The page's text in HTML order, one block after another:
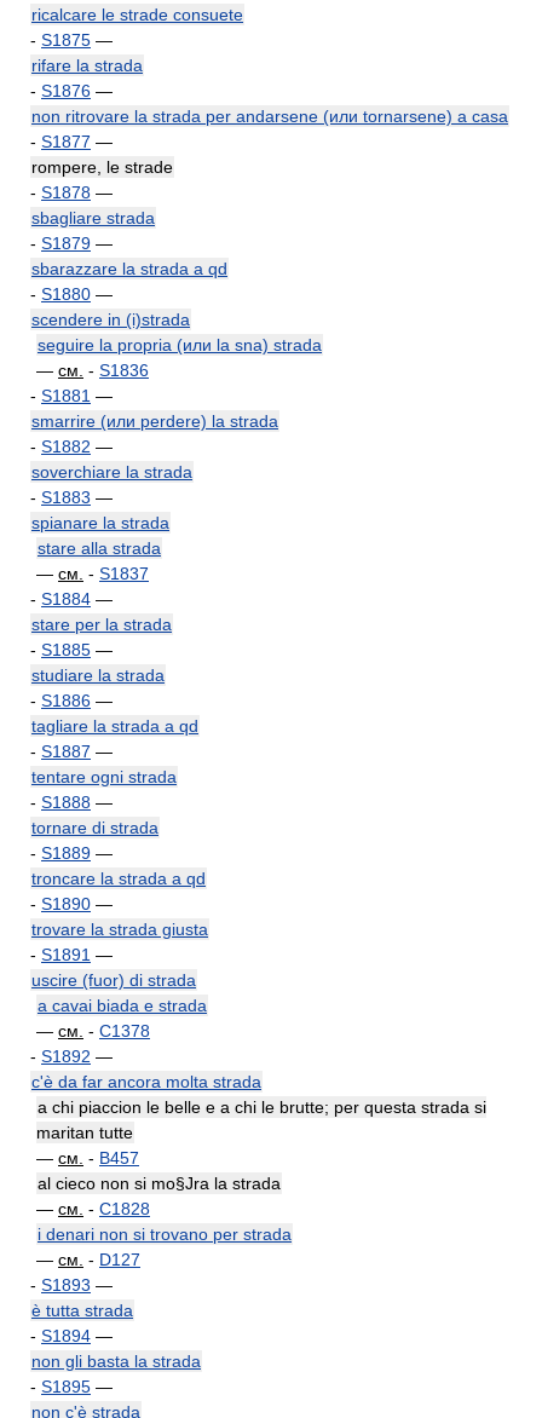
ricalcare le strade consuete
- S1875 —
rifare la strada
- S1876 —
non ritrovare la strada per andarsene (или tornarsene) a casa
- S1877 —
rompere, le strade
- S1878 —
sbagliare strada
- S1879 —
sbarazzare la strada a qd
- S1880 —
scendere in (i)strada
seguire la propria (или la sna) strada
— см. - S1836
- S1881 —
smarrire (или perdere) la strada
- S1882 —
soverchiare la strada
- S1883 —
spianare la strada
stare alla strada
— см. - S1837
- S1884 —
stare per la strada
- S1885 —
studiare la strada
- S1886 —
tagliare la strada a qd
- S1887 —
tentare ogni strada
- S1888 —
tornare di strada
- S1889 —
troncare la strada a qd
- S1890 —
trovare la strada giusta
- S1891 —
uscire (fuor) di strada
a cavai biada e strada
— см. - C1378
- S1892 —
c'è da far ancora molta strada
a chi piaccion le belle e a chi le brutte; per questa strada si
maritan tutte
— см. - B457
al cieco non si mo§Jra la strada
— см. - C1828
i denari non si trovano per strada
— см. - D127
- S1893 —
è tutta strada
- S1894 —
non gli basta la strada
- S1895 —
non c'è strada